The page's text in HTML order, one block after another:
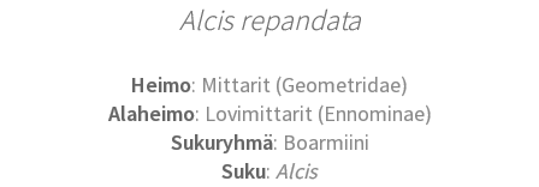
Alcis repandata
Heimo: Mittarit (Geometridae)
Alaheimo: Lovimittarit (Ennominae)
Sukuryhmä: Boarmiini
Suku: Alcis